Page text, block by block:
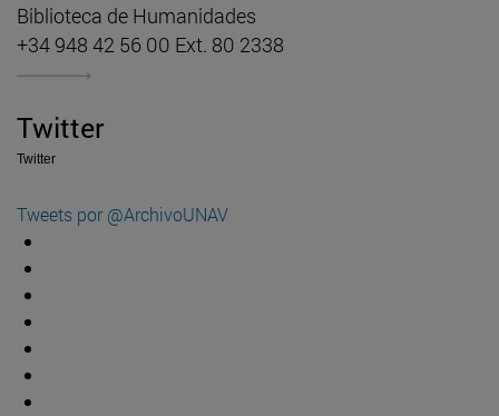
Biblioteca de Humanidades
+34 948 42 56 00 Ext. 80 2338
Twitter
Twitter
Tweets por @ArchivoUNAV